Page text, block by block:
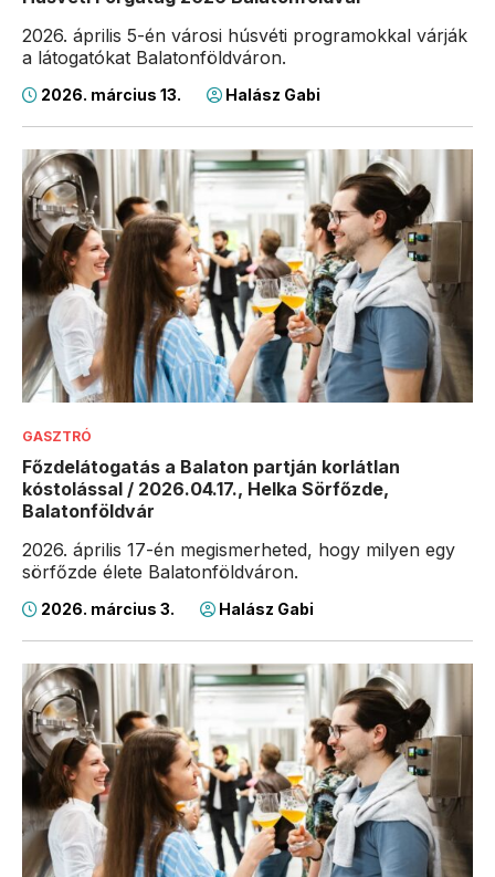
2026. április 5-én városi húsvéti programokkal várják
a látogatókat Balatonföldváron.
2026. március 13. Halász Gabi
GASZTRÓ
Főzdelátogatás a Balaton partján korlátlan
kóstolással / 2026.04.17., Helka Sörfőzde,
Balatonföldvár
2026. április 17-én megismerheted, hogy milyen egy
sörfőzde élete Balatonföldváron.
2026. március 3. Halász Gabi